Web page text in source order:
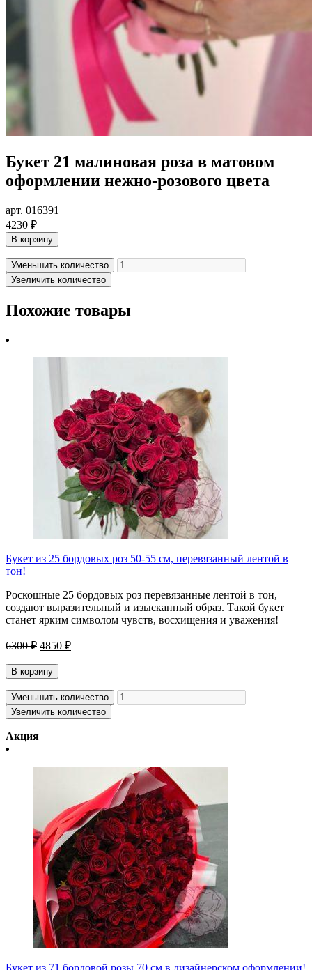
Букет 21 малиновая роза в матовом
оформлении нежно-розового цвета
арт. 016391
4230 ₽
В корзину
Уменьшить количество
Увеличить количество
Похожие товары
Букет из 25 бордовых роз 50-55 см, перевязанный лентой в
тон!
Роскошные 25 бордовых роз перевязанные лентой в тон,
создают выразительный и изысканный образ. Такой букет
станет ярким символом чувств, восхищения и уважения!
6300 ₽ 4850 ₽
В корзину
Уменьшить количество
Увеличить количество
Акция
Букет из 71 бордовой розы 70 см в дизайнерском оформлении!